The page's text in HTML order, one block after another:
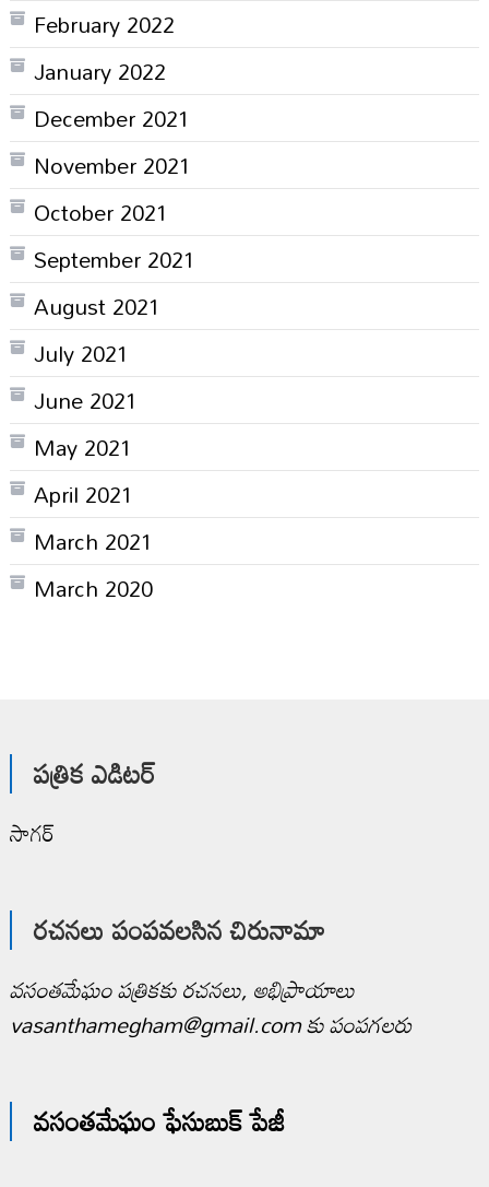
February 2022
January 2022
December 2021
November 2021
October 2021
September 2021
August 2021
July 2021
June 2021
May 2021
April 2021
March 2021
March 2020
పత్రిక ఎడిటర్
సాగర్
రచనలు పంపవలసిన చిరునామా
వసంతమేఘం పత్రికకు రచనలు, అభిప్రాయాలు
vasanthamegham@gmail.com కు పంపగలరు
వసంతమేఘం ఫేసుబుక్ పేజీ